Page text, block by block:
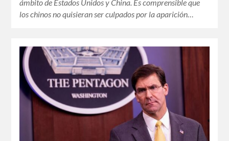
ámbito de Estados Unidos y China. Es comprensible que
los chinos no quisieran ser culpados por la aparición…